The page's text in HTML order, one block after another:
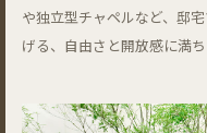
や独立型チャペルなど、邸
げる、自由さと開放感に満